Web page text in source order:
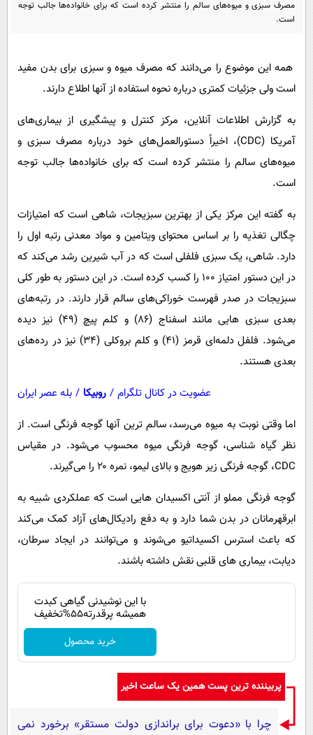
سرگرمی
حوادث
سلامت
فرهنگی
اجتماعی
حیات وحش
سیاست خارجی
پیامک
مصرف سبزی و میوه‌های سالم را منتشر کرده است که برای خانواده‌ها جالب توجه
است.
همه این موضوع را می‌دانند که مصرف میوه و سبزی برای بدن مفید
است ولی جزئیات کمتری درباره نحوه استفاده از آنها اطلاع دارند.
به گزارش اطلاعات آنلاین، مرکز کنترل و پیشگیری از بیماری‌های
آمریکا (CDC)، اخیراً دستورالعمل‌های خود درباره مصرف سبزی و
میوه‌های سالم را منتشر کرده است که برای خانواده‌ها جالب توجه
است.
به گفته این مرکز یکی از بهترین سبزیجات، شاهی است که امتیازات
چگالی تغذیه را بر اساس محتوای ویتامین و مواد معدنی رتبه اول را
دارد. شاهی، یک سبزی فلفلی است که در آب شیرین رشد می‌کند که
در این دستور امتیاز ۱۰۰ را کسب کرده است. در این دستور به طور کلی
سبزیجات در صدر فهرست خوراکی‌های سالم قرار دارند. در رتبه‌های
بعدی سبزی هایی مانند اسفناج (۸۶) و کلم پیچ (۴۹) نیز دیده
می‌شود. فلفل دلمه‌ای قرمز (۴۱) و کلم بروکلی (۳۴) نیز در رده‌های
بعدی هستند.
عضویت در کانال تلگرام / روبیکا / بله عصر ایران
اما وقتی نوبت به میوه می‌رسد، سالم ترین آنها گوجه فرنگی است. از
نظر گیاه شناسی، گوجه فرنگی میوه محسوب می‌شود. در مقیاس
CDC، گوجه فرنگی زیر هویج و بالای لیمو، نمره ۲۰ را می‌گیرند.
گوجه فرنگی مملو از آنتی اکسیدان هایی است که عملکردی شبیه به
ابرقهرمانان در بدن شما دارد و به دفع رادیکال‌های آزاد کمک می‌کند
که باعث استرس اکسیداتیو می‌شوند و می‌توانند در ایجاد سرطان،
دیابت، بیماری های قلبی نقش داشته باشند.
با این نوشیدنی گیاهی کبدت
همیشه پرقدرته55%تخفیف
خرید محصول
پربیننده ترین پست همین یک ساعت اخیر
چرا با «دعوت برای براندازی دولت مستقر» برخورد نمی